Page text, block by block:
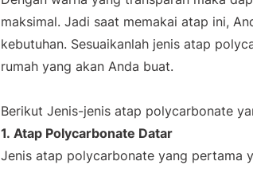
maksimal. Jadi saat memakai atap ini,
kebutuhan. Sesuaikanlah jenis atap
rumah yang akan Anda buat.
Berikut Jenis-jenis atap polycarbonate
1. Atap Polycarbonate Datar
Jenis atap polycarbonate yang pertama